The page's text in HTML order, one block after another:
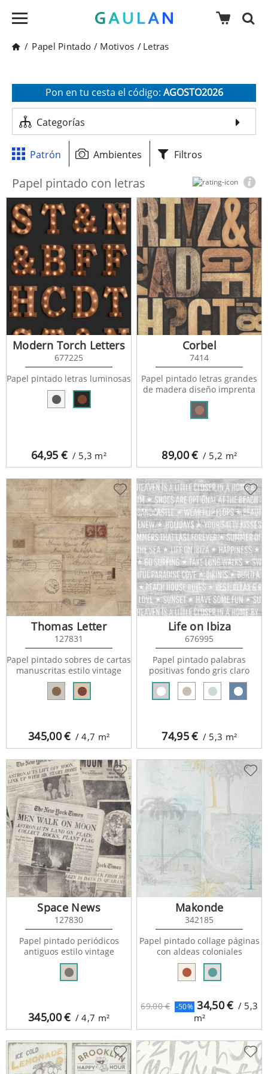
/ Papel Pintado / Motivos / Letras
Recibe un 10 % de descuento adicional
Categorías
Patrón Ambientes Filtros
Papel pintado con letras
64,95 € / 5,3 m²
Modern Torch Letters
677225
Papel pintado letras luminosas
89,00€ / 5,2 m²
Corbel
7414
Papel pintado letras grandes
de madera diseño imprenta
345,00€ / 4,7 m²
Thomas Letter
127831
Papel pintado sobres de cartas
manuscritas estilo vintage
74,95€ / 5,3 m²
Life on Ibiza
676995
Papel pintado palabras
positivas fondo gris claro
345,00€ / 4,7 m²
Space News
127830
Papel pintado periódicos
antiguos estilo vintage
69,00 € -50% 34,50€ / 5,3
m²
Makonde
342185
Papel pintado collage páginas
con aldeas coloniales